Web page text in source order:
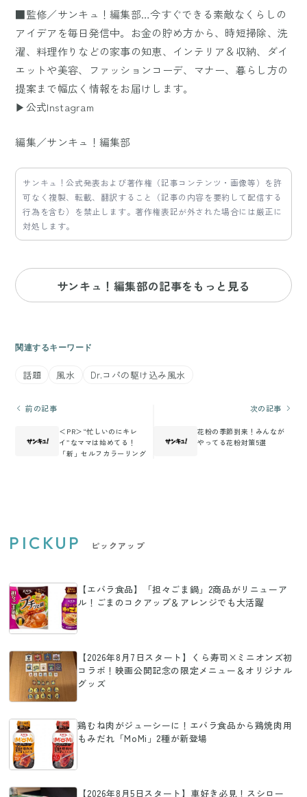
■監修／サンキュ！編集部…今すぐできる素敵なくらしの
アイデアを毎日発信中。お金の貯め方から、時短掃除、洗
濯、料理作りなどの家事の知恵、インテリア＆収納、ダイ
エットや美容、ファッションコーデ、マナー、暮らし方の
提案まで幅広く情報をお届けします。
▶公式Instagram
編集／サンキュ！編集部
サンキュ！公式発表および著作権（記事コンテンツ・画像等）を許
可なく複製、転載、翻訳すること（記事の内容を要約して配信する
行為を含む）を禁止します。著作権表記が外された場合には厳正に
対処します。
サンキュ！編集部の記事をもっと見る
関連するキーワード
話題 風水 Dr.コパの駆け込み風水
前の記事
＜PR＞“忙しいのにキレ
イ”なママは始めてる！
「新」セルフカラーリング
次の記事
花粉の季節到来！みんなが
やってる花粉対策5選
PICKUP ピックアップ
【エバラ食品】「担々ごま鍋」2商品がリニューア
ル！ごまのコクアップ＆アレンジでも大活躍
【2026年8月7日スタート】くら寿司×ミニオンズ初
コラボ！映画公開記念の限定メニュー＆オリジナル
グッズ
鶏むね肉がジューシーに！エバラ食品から鶏焼肉用
もみだれ「MoMi」2種が新登場
【2026年8月5日スタート】車好き必見！スシロー